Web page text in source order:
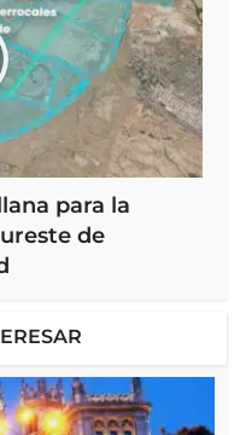
para la
de